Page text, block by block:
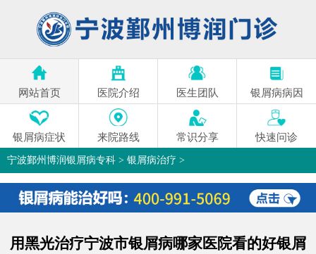
网站首页 医院介绍 医生团队 银屑病病因
银屑病症状 来院路线 常识分享 快速问诊
宁波鄞州博润银屑病专科 > 银屑病治疗 >
用黑光治疗宁波市银屑病哪家医院看的好银屑